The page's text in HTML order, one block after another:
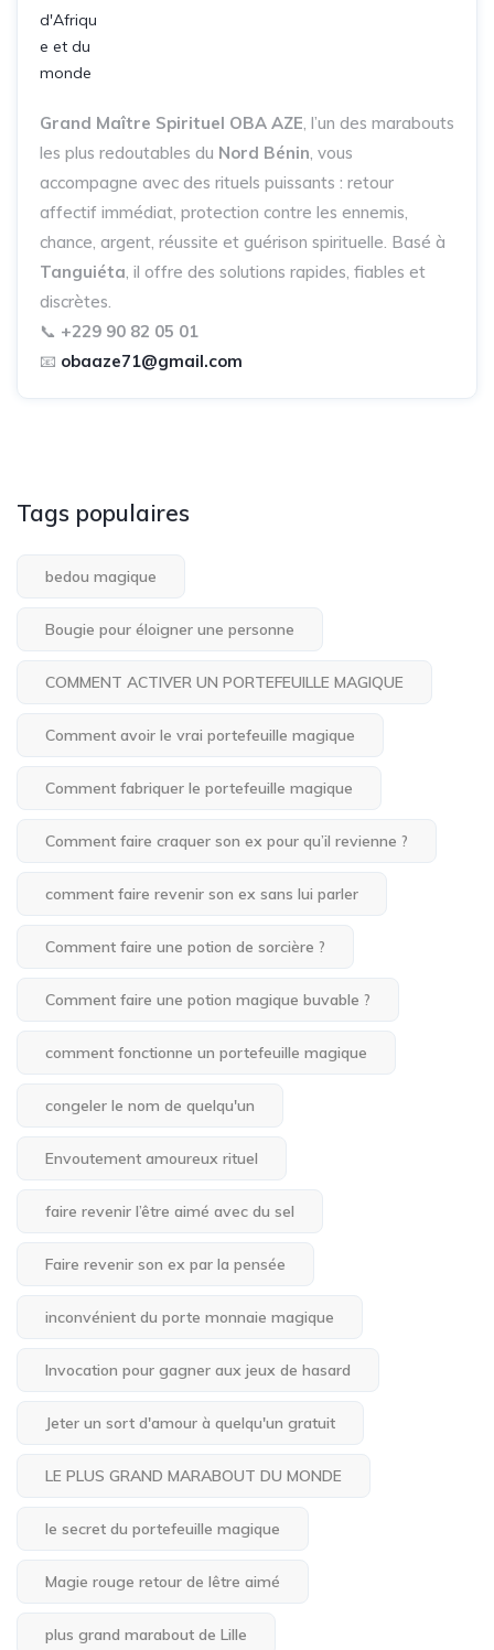
Grand Maître Spirituel OBA AZE, l’un des marabouts
les plus redoutables du Nord Bénin, vous
accompagne avec des rituels puissants : retour
affectif immédiat, protection contre les ennemis,
chance, argent, réussite et guérison spirituelle. Basé à
Tanguiéta, il offre des solutions rapides, fiables et
discrètes.
📞 +229 90 82 05 01
📧 obaaze71@gmail.com
Tags populaires
bedou magique
Bougie pour éloigner une personne
COMMENT ACTIVER UN PORTEFEUILLE MAGIQUE
Comment avoir le vrai portefeuille magique
Comment fabriquer le portefeuille magique
Comment faire craquer son ex pour qu’il revienne ?
comment faire revenir son ex sans lui parler
Comment faire une potion de sorcière ?
Comment faire une potion magique buvable ?
comment fonctionne un portefeuille magique
congeler le nom de quelqu'un
Envoutement amoureux rituel
faire revenir l’être aimé avec du sel
Faire revenir son ex par la pensée
inconvénient du porte monnaie magique
Invocation pour gagner aux jeux de hasard
Jeter un sort d'amour à quelqu'un gratuit
LE PLUS GRAND MARABOUT DU MONDE
le secret du portefeuille magique
Magie rouge retour de lêtre aimé
plus grand marabout de Lille